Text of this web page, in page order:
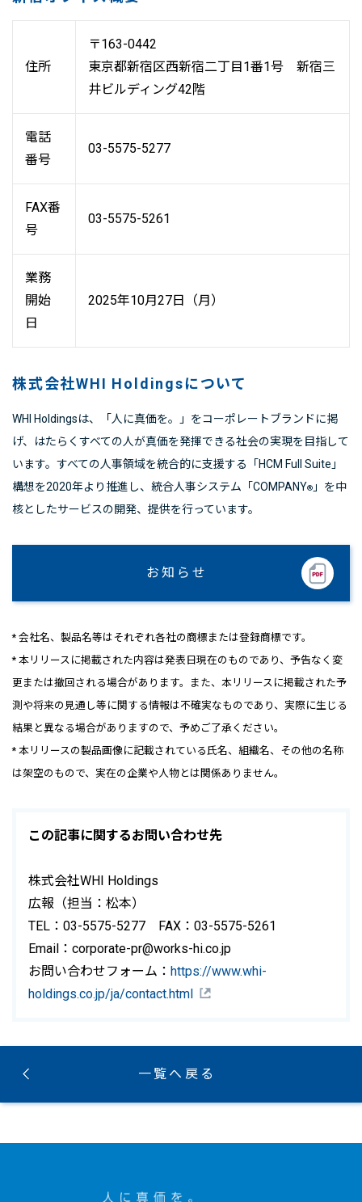
住所
〒163-0442
東京都新宿区西新宿二丁目1番1号 新宿三
井ビルディング42階
電話
番号
03-5575-5277
FAX番
号
03-5575-5261
業務
開始
日
2025年10月27日（月）
株式会社WHI Holdingsについて
WHI Holdingsは、「人に真価を。」をコーポレートブランドに掲
げ、はたらくすべての人が真価を発揮できる社会の実現を目指して
います。すべての人事領域を統合的に支援する「HCM Full Suite」
構想を2020年より推進し、統合人事システム「COMPANY® 」を中
核としたサービスの開発、提供を行っています。
お知らせ
* 会社名、製品名等はそれぞれ各社の商標または登録商標です。
* 本リリースに掲載された内容は発表日現在のものであり、予告なく変
更または撤回される場合があります。また、本リリースに掲載された予
測や将来の見通し等に関する情報は不確実なものであり、実際に生じる
結果と異なる場合がありますので、予めご了承ください。
* 本リリースの製品画像に記載されている氏名、組織名、その他の名称
は架空のもので、実在の企業や人物とは関係ありません。
この記事に関するお問い合わせ先
株式会社WHI Holdings
広報（担当：松本）
TEL：03-5575-5277 FAX：03-5575-5261
Email：corporate-pr@works-hi.co.jp
お問い合わせフォーム： https://www.whi-
holdings.co.jp/ja/contact.html
一覧へ戻る